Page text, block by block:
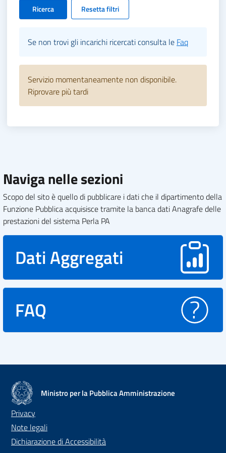
Ricerca Resetta filtri
Se non trovi gli incarichi ricercati consulta le Faq
Servizio momentaneamente non disponibile.
Riprovare più tardi
Naviga nelle sezioni
Scopo del sito è quello di pubblicare i dati che il dipartimento della
Funzione Pubblica acquisisce tramite la banca dati Anagrafe delle
prestazioni del sistema Perla PA
Dati Aggregati
FAQ
Ministro per la Pubblica Amministrazione
Privacy
Note legali
Dichiarazione di Accessibilità